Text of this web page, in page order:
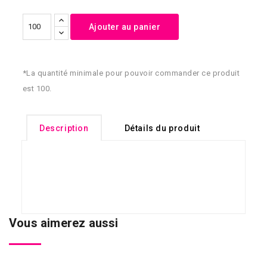
Ajouter au panier
*La quantité minimale pour pouvoir commander ce produit
est 100.
Description Détails du produit
Vous aimerez aussi